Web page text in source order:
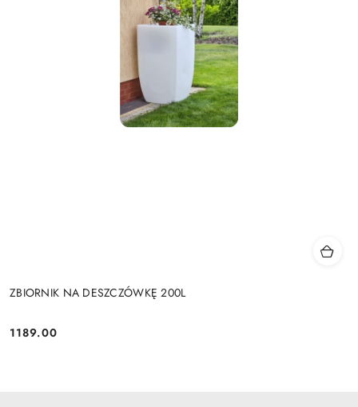
ZBIORNIK NA DESZCZÓWKĘ 200L
Cena:
1189.00